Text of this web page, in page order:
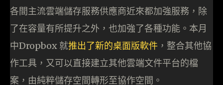
各間主流雲端儲存服務供應商近來都加強服務，除
了在容量有所提升之外，也加強了各種功能。本月
中Dropbox 就推出了新的桌面版軟件 ，整合其他協
作工具，又可以直接建立其他雲端文件平台的檔
案，由純粹儲存空間轉形至協作空間。